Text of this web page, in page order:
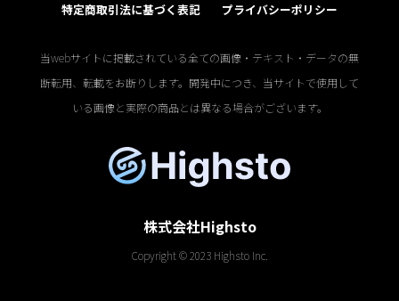
特定商取引法に基づく表記 プライバシーポリシー
当webサイトに掲載されている全ての画像・テキスト・データの無
断転用、転載をお断りします。開発中につき、当サイトで使用して
いる画像と実際の商品とは異なる場合がございます。
株式会社Highsto
Copyright © 2023 Highsto Inc.